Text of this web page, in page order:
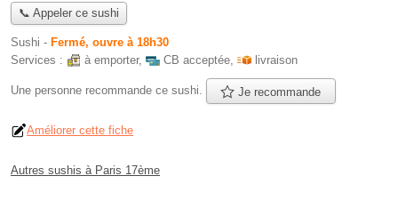
📞 Appeler ce sushi
Sushi - Fermé, ouvre à 18h30
Services :
à emporter, CB acceptée, livraison
Une personne recommande ce sushi. Je recommande
Améliorer cette fiche
Autres sushis à Paris 17ème